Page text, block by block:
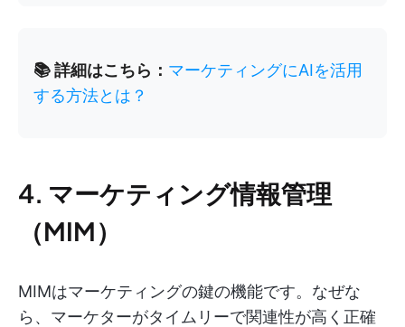
📚 詳細はこちら： マーケティングにAIを活用
する方法とは？
4. マーケティング情報管理
（MIM）
MIMはマーケティングの鍵の機能です。なぜな
ら、マーケターがタイムリーで関連性が高く正確